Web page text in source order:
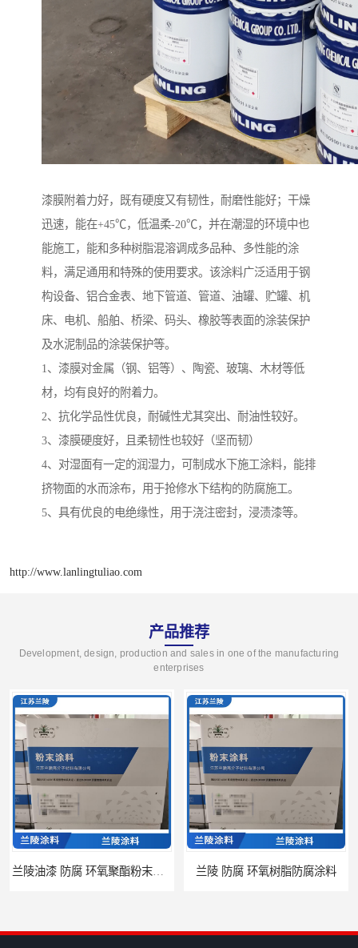
漆膜附着力好，既有硬度又有韧性，耐磨性能好；干燥
迅速，能在+45℃，低温柔-20℃，并在潮湿的环境中也
能施工，能和多种树脂混溶调成多品种、多性能的涂
料，满足通用和特殊的使用要求。该涂料广泛适用于钢
构设备、铝合金表、地下管道、管道、油罐、贮罐、机
床、电机、船舶、桥梁、码头、橡胶等表面的涂装保护
及水泥制品的涂装保护等。
1、漆膜对金属（钢、铝等）、陶瓷、玻璃、木材等低
材，均有良好的附着力。
2、抗化学品性优良，耐碱性尤其突出、耐油性较好。
3、漆膜硬度好，且柔韧性也较好（坚而韧）
4、对湿面有一定的润湿力，可制成水下施工涂料，能排
挤物面的水而涂布，用于抢修水下结构的防腐施工。
5、具有优良的电绝缘性，用于浇注密封，浸渍漆等。
http://www.lanlingtuliao.com
产品推荐
Development, design, production and sales in one of the manufacturing
enterprises
兰陵 防腐 环氧树脂防腐涂料